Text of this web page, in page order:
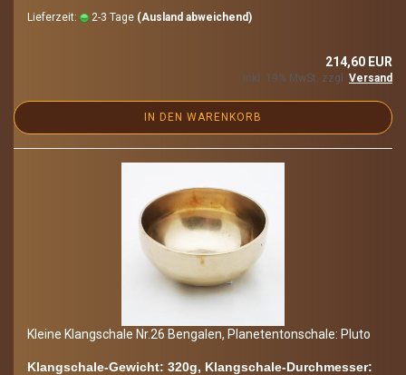
Lieferzeit: 2-3 Tage (Ausland abweichend)
214,60 EUR
inkl. 19% MwSt. zzgl. Versand
IN DEN WARENKORB
Klei­ne Klang­scha­le Nr.26 Ben­ga­len, Pla­ne­ten­ton­scha­le: Pluto
Klangschale-​Gewicht: 320g, Klangschale-​Durchmesser: